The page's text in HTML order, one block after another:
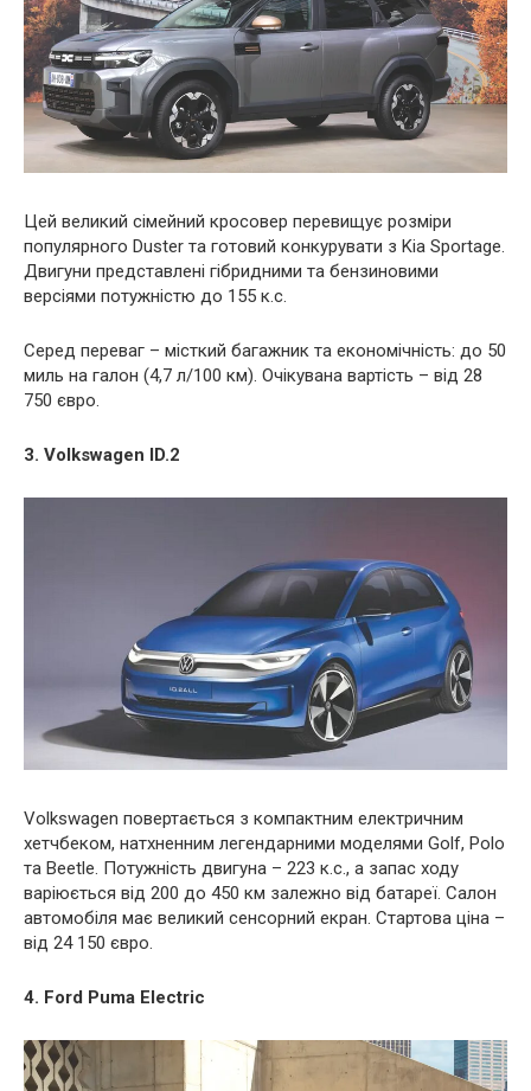
Цей великий сімейний кросовер перевищує розміри
популярного Duster та готовий конкурувати з Kia Sportage.
Двигуни представлені гібридними та бензиновими
версіями потужністю до 155 к.с.
Серед переваг – місткий багажник та економічність: до 50
миль на галон (4,7 л/100 км). Очікувана вартість – від 28
750 євро.
3. Volkswagen ID.2
Volkswagen повертається з компактним електричним
хетчбеком, натхненним легендарними моделями Golf, Polo
та Beetle. Потужність двигуна – 223 к.с., а запас ходу
варіюється від 200 до 450 км залежно від батареї. Салон
автомобіля має великий сенсорний екран. Стартова ціна –
від 24 150 євро.
4. Ford Puma Electric